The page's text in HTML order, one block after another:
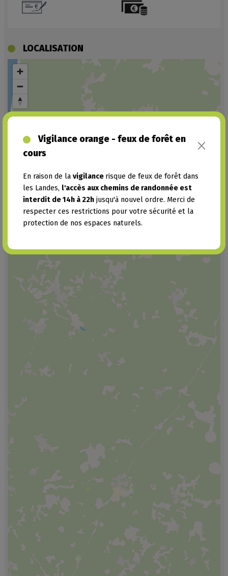
Vigilance orange - feux de forêt en
cours
En raison de la vigilance risque de feux de forêt dans
les Landes, l'accès aux chemins de randonnée est
interdit de 14h à 22h jusqu'à nouvel ordre. Merci de
respecter ces restrictions pour votre sécurité et la
protection de nos espaces naturels.
LOCALISATION